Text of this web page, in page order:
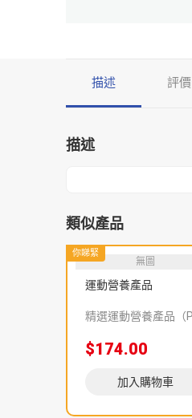
描述 評價
描述
類似產品
你睇緊
無圖
運動營養產品
$174.00
加入購物車